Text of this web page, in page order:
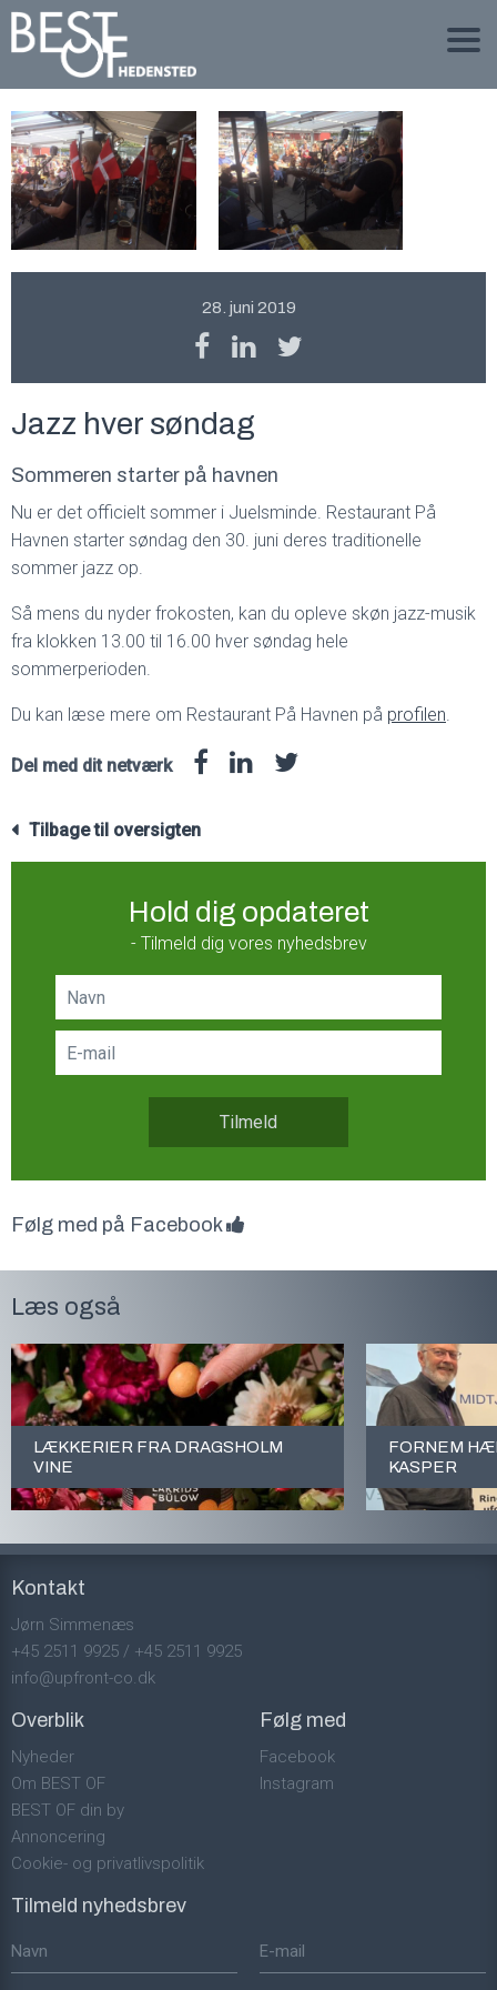
28. juni 2019
Jazz hver søndag
Sommeren starter på havnen
Nu er det officielt sommer i Juelsminde. Restaurant På
Havnen starter søndag den 30. juni deres traditionelle
sommer jazz op.
Så mens du nyder frokosten, kan du opleve skøn jazz-musik
fra klokken 13.00 til 16.00 hver søndag hele
sommerperioden.
Du kan læse mere om Restaurant På Havnen på profilen.
Del med dit netværk
Tilbage til oversigten
Hold dig opdateret
- Tilmeld dig vores nyhedsbrev
Tilmeld
Følg med på Facebook
Læs også
LÆKKERIER FRA DRAGSHOLM
VINE
FORNEM
KASPER
Kontakt
Jørn Simmenæs
+45 2511 9925 / +45 2511 9925
info@upfront-co.dk
Overblik
Nyheder
Om BEST OF
BEST OF din by
Annoncering
Cookie- og privatlivspolitik
Følg med
Facebook
Instagram
Tilmeld nyhedsbrev